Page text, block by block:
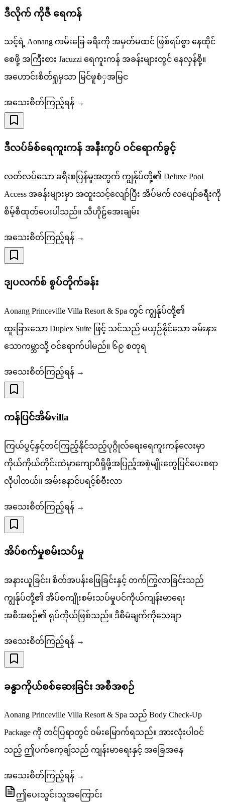
ဒီလိုက် ကိုဇီ ရေကန်
သင့်ရဲ့ Aonang ကမ်းခြေ ခရီးကို အမှတ်မထင် ဖြစ်ရပ်စွာ နေထိုင်
စေဖို့ အကြီးစား Jacuzzi ရေကူးကန် အခန်းများတွင် နေလှန်စို့။
အဟောင်းစိတ်ရှုမှသာ မြင်ဖူစံှအမြင
အသေးစိတ်ကြည့်ရန် →
ဒီလပ်ခ်စ်ရေကူးကန် အနီးကွပ် ဝင်ရောက်ခွင့်
လတ်လပ်သော ခရီးစပြန်မှုအတွက် ကျွန်ုပ်တို့၏ Deluxe Pool
Access အခန်းများမှာ အထူးသင့်လျော်ပြီး အိပ်မက် လပျော်ခရီးကို
စိမ့်စီထုတ်ပေးပါသည်။ သီဟိုဠ်အေးချမ်း
အသေးစိတ်ကြည့်ရန် →
ဒျပလက်စ် စွပ်တိုက်ခန်း
Aonang Princeville Villa Resort & Spa တွင် ကျွန်ုပ်တို့၏
ထူးခြားသော Duplex Suite ဖြင့် သင်သည် မယှဉ်နိုင်သော ခမ်းနား
သောကမ္ဘာသို့ ဝင်ရောက်ပါမည်။ ၆၉ စတုရ
အသေးစိတ်ကြည့်ရန် →
ကန်ပြင်အိမ်villa
ကြယ်ပွင့်နှင့်တင်ကြည့်နိုင်သည့်ပုဂ္ဂိုလ်ရေးရေကူးကန်လေးမှာ
ကိုယ်ကိုယ်တိုင်းထဲမှာကျောပီရှိဖို့အပြည့်အစုံမျိုးတွေပြင်ပေးစရာ
လိုပါတယ်။ အမ်းနောင်ပရင့်စ်ဗီးလာ
အသေးစိတ်ကြည့်ရန် →
အိပ်စက်မှုစမ်းသပ်မှု
အနားယူခြင်း၊ စိတ်အပန်းဖြေခြင်းနှင့် တက်ကြွလာခြင်းသည်
ကျွန်ုပ်တို့၏ အိပ်စကျိုးစမ်းသပ်မှုပင်ကိုယ်ကျန်းမာရေး
အစီအစဉ်၏ ရုပ်ကိုယ်ဖြစ်သည်။ ဒီစီမံချက်ကိုသေချာ
အသေးစိတ်ကြည့်ရန် →
ခန္ဓာကိုယ်စစ်ဆေးခြင်း အစီအစဉ်
Aonang Princeville Villa Resort & Spa သည် Body Check-Up
Package ကို တင်ပြရာတွင် ဝမ်းမြောက်ရသည်။ အားလုံးပါဝင်
သည့် ဤပက်ကေ့ချ်သည် ကျန်းမာရေးနှင့် အခြေအနေ
အသေးစိတ်ကြည့်ရန် →
ဤပေးသွင်းသူအကြောင်း